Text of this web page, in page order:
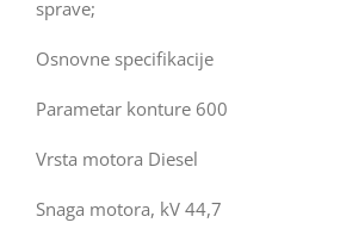
sprave;
Osnovne specifikacije
Parametar konture 600
Vrsta motora Diesel
Snaga motora, kV 44,7